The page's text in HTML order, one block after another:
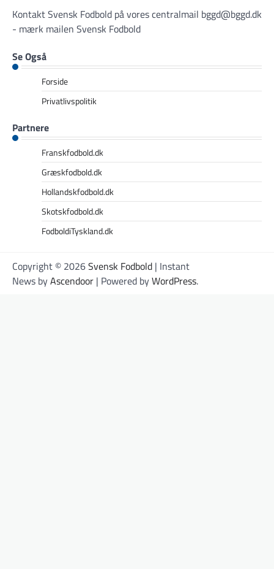
Kontakt Svensk Fodbold på vores centralmail bggd@bggd.dk
- mærk mailen Svensk Fodbold
Se Også
Forside
Privatlivspolitik
Partnere
Franskfodbold.dk
Græskfodbold.dk
Hollandskfodbold.dk
Skotskfodbold.dk
FodboldiTyskland.dk
Copyright © 2026Svensk Fodbold | Instant
News byAscendoor | Powered byWordPress.